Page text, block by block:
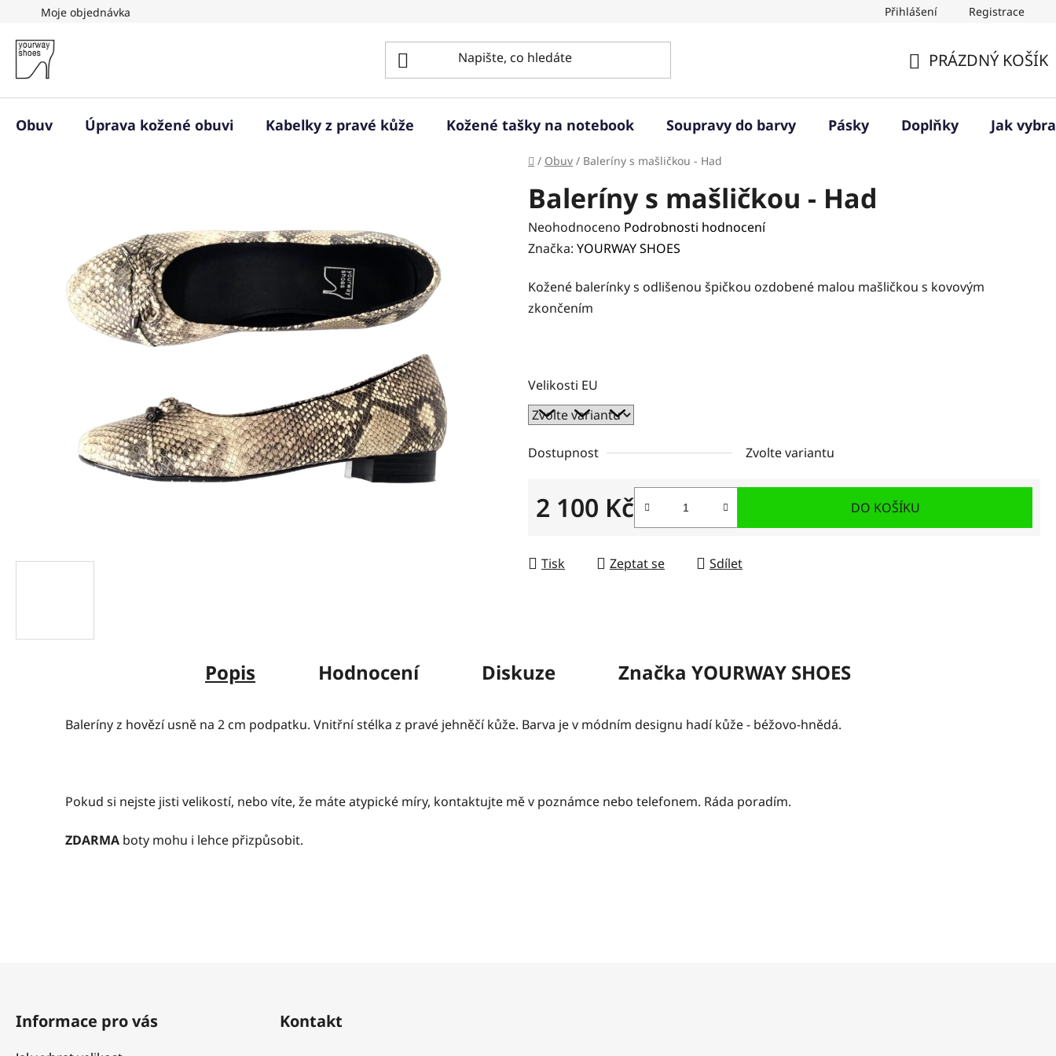
obsah
Moje objednávka Přihlášení Registrace
KOŠÍK
PRÁZDNÝ KOŠÍK
Obuv Úprava kožené obuvi Kabelky z pravé kůže Kožené tašky na notebook Soupravy do barvy Pásky Doplňky Jak
Domů
/ Obuv / Baleríny s mašličkou - Had
Baleríny s mašličkou - Had
Průměrné
hodnocení
je
0,0
Neohodnoceno Podrobnosti hodnocení
Značka: YOURWAY SHOES
Kožené balerínky s odlišenou špičkou ozdobené malou mašličkou s kovovým
zkončením
Velikosti EU
Dostupnost Zvolte variantu
2 100 Kč DO KOŠÍKU
Tisk Zeptat se Sdílet
Popis Hodnocení Diskuze Značka YOURWAY SHOES
Baleríny z hovězí usně na 2 cm podpatku. Vnitřní stélka z pravé jehněčí kůže. Barva je v módním designu hadí kůže - béžovo-hnědá.
Pokud si nejste jisti velikostí, nebo víte, že máte atypické míry, kontaktujte mě v poznámce nebo telefonem. Ráda poradím.
ZDARMA boty mohu i lehce přizpůsobit.
Informace pro vás Kontakt